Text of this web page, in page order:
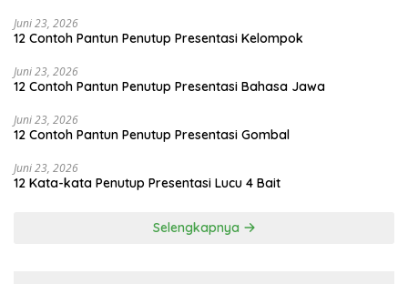
Juni 23, 2026
12 Contoh Pantun Penutup Presentasi Kelompok
Juni 23, 2026
12 Contoh Pantun Penutup Presentasi Bahasa Jawa
Juni 23, 2026
12 Contoh Pantun Penutup Presentasi Gombal
Juni 23, 2026
12 Kata-kata Penutup Presentasi Lucu 4 Bait
Selengkapnya